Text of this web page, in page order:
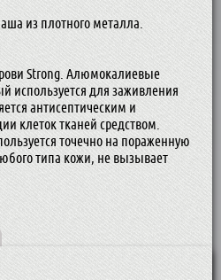
из плотного металла.
Strong. Алюмокалиевые
используется для заживления
антисептическим и
клеток тканей средством.
точечно на пораженную
типа кожи, не вызывает